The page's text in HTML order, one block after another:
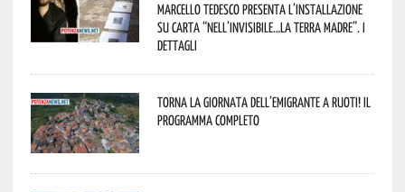
Marcello Tedesco presenta l’installazione
su carta “Nell’invisibile…la terra madre”. I
dettagli
Torna la Giornata dell’Emigrante a Ruoti! Il
programma completo